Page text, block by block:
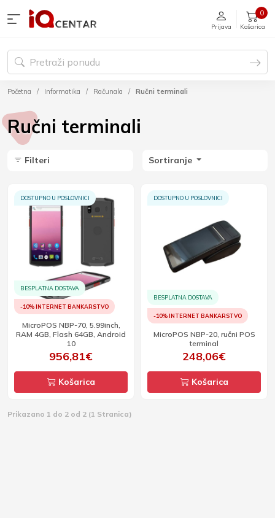
Prijava Košarica
0
Početna Informatika Računala Ručni terminali
Ručni terminali
Filteri Sortiranje
DOSTUPNO U POSLOVNICI
BESPLATNA DOSTAVA
-10% INTERNET BANKARSTVO
MicroPOS NBP-70, 5.99inch,
RAM 4GB, Flash 64GB, Android
10
956,81€
Košarica
DOSTUPNO U POSLOVNICI
BESPLATNA DOSTAVA
-10% INTERNET BANKARSTVO
MicroPOS NBP-20, ručni POS
terminal
248,06€
Košarica
Prikazano 1 do 2 od 2 (1 Stranica)